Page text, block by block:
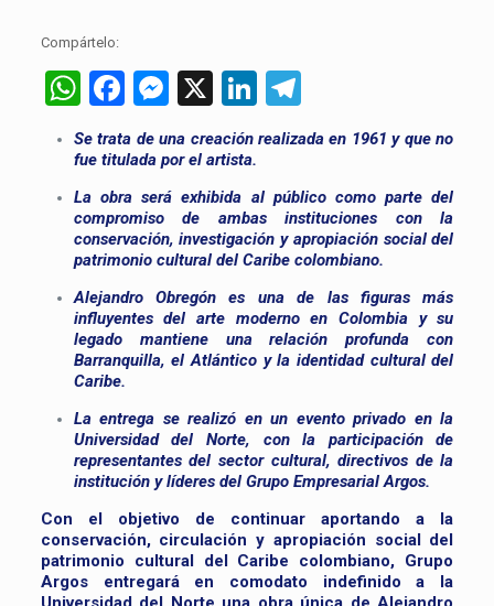
Compártelo:
WhatsApp
Facebook
Messenger
X LinkedIn
Telegram
Se trata de una creación realizada en 1961 y que no
fue titulada por el artista.
La obra será exhibida al público como parte del
compromiso de ambas instituciones con la
conservación, investigación y apropiación social del
patrimonio cultural del Caribe colombiano.
Alejandro Obregón es una de las figuras más
influyentes del arte moderno en Colombia y su
legado mantiene una relación profunda con
Barranquilla, el Atlántico y la identidad cultural del
Caribe.
La entrega se realizó en un evento privado en la
Universidad del Norte, con la participación de
representantes del sector cultural, directivos de la
institución y líderes del Grupo Empresarial Argos.
Con el objetivo de continuar aportando a la
conservación, circulación y apropiación social del
patrimonio cultural del Caribe colombiano, Grupo
Argos entregará en comodato indefinido a la